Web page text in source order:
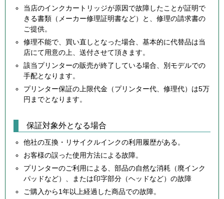
当店のインクカートリッジが原因で故障したことが証明で
きる書類（メーカー修理証明書など）と、修理の請求書の
ご提供。
修理不能で、買い直しとなった場合、基本的に代替品は当
店にて用意の上、送付させて頂きます。
該当プリンターの販売が終了している場合、別モデルでの
手配となります。
プリンター保証の上限代金（プリンター代、修理代）は5万
円までとなります。
保証対象外となる場合
他社の互換・リサイクルインクの利用履歴がある。
お客様の誤った使用方法による故障。
プリンターのご利用による、部品の自然な消耗（廃インク
パッドなど）、または印字部分（ヘッドなど）の故障
ご購入から1年以上経過した商品での故障。